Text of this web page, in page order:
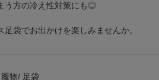
う方の冷え性対策にも◎
袋でお出かけを楽しみませんか。
履物/ 足袋